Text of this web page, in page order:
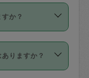
の登録に際
いて教えて
ポット契約
キャンセル
ーはありま
活用するこ
カジさんを
スカジさ
か？
さんの同意
ち、タスカ
信頼関係が
りますか？